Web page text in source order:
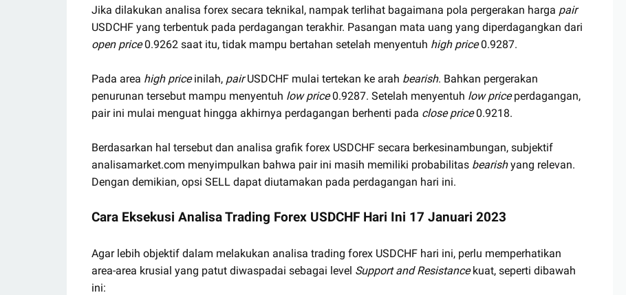
Jika dilakukan analisa forex secara teknikal, nampak terlihat bagaimana pola pergerakan harga pair
USDCHF yang terbentuk pada perdagangan terakhir. Pasangan mata uang yang diperdagangkan dari
open price0.9262 saat itu, tidak mampu bertahan setelah menyentuh high price0.9287.
Pada area high priceinilah, pairUSDCHF mulai tertekan ke arah bearish. Bahkan pergerakan
penurunan tersebut mampu menyentuh low price0.9287. Setelah menyentuh low priceperdagangan,
pair ini mulai menguat hingga akhirnya perdagangan berhenti pada close price0.9218.
Berdasarkan hal tersebut dan analisa grafik forex USDCHF secara berkesinambungan, subjektif
analisamarket.com menyimpulkan bahwa pair ini masih memiliki probabilitas bearishyang relevan.
Dengan demikian, opsi SELL dapat diutamakan pada perdagangan hari ini.
Cara Eksekusi Analisa Trading Forex USDCHF Hari Ini 17 Januari 2023
Agar lebih objektif dalam melakukan analisa trading forex USDCHF hari ini, perlu memperhatikan
area-area krusial yang patut diwaspadai sebagai level Support and Resistancekuat, seperti dibawah
ini: